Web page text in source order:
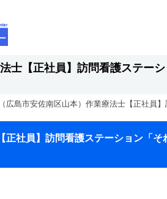
士【正社員】訪問看護ステー
（広島市安佐南区山本）作業療法士【正社員
正社員】訪問看護ステーション「そ